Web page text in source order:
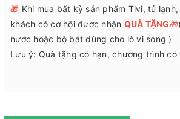
🎁 Khi mua bất kỳ sản phẩm Tivi, tủ
khách có cơ hội được nhận QUÀ TẶNG🎁
nước hoặc bộ bát dùng cho lò vi sóng )
Lưu ý: Quà tặng có hạn, chương trình